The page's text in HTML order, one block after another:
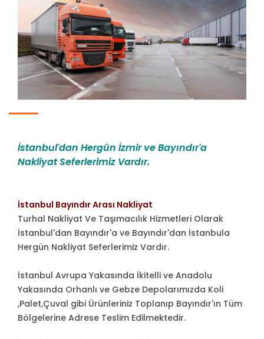
İstanbul'dan Hergün İzmir ve Bayındır'a
Nakliyat Seferlerimiz Vardır.
İstanbul Bayındır Arası Nakliyat
Turhal Nakliyat Ve Taşımacılık Hizmetleri Olarak
İstanbul'dan Bayındır'a ve Bayındır'dan İstanbula
Hergün Nakliyat Seferlerimiz Vardır.
İstanbul Avrupa Yakasında İkitelli ve Anadolu
Yakasında Orhanlı ve Gebze Depolarımızda Koli
,Palet,Çuval gibi Ürünleriniz Toplanıp Bayındır'ın Tüm
Bölgelerine Adrese Teslim Edilmektedir.